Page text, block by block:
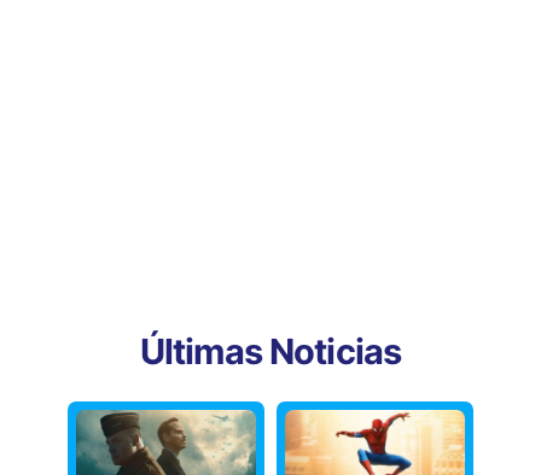
Últimas Noticias